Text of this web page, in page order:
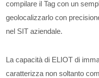
compilare il Tag con un
geolocalizzarlo con
nel SIT aziendale.
La capacità di ELIOT di
caratterizza non soltanto